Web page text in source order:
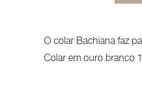
O colar Bachiana faz
Colar em ouro branco